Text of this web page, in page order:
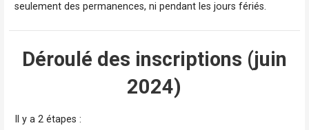
seulement des permanences, ni pendant les jours fériés.
Déroulé des inscriptions (juin
2024)
Il y a 2 étapes :